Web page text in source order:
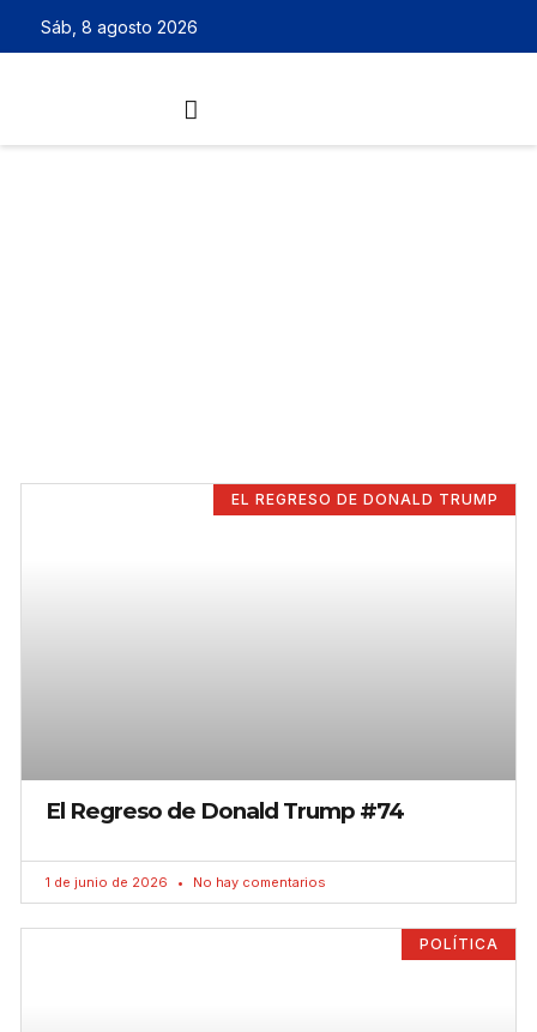
Sáb, 8 agosto 2026
EL REGRESO DE DONALD TRUMP
El Regreso de Donald Trump #74
1 de junio de 2026 No hay comentarios
POLÍTICA